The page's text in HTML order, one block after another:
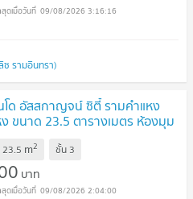
09/08/2026 3:16:16
ซ รามอินทรา)
ด อัสสกาญจน์ ซิตี้ รามคำแหง
ขนาด 23.5 ตารางเมตร ห้องมุม
23.5 m2 ชั้น 3
บาท
09/08/2026 2:04:00